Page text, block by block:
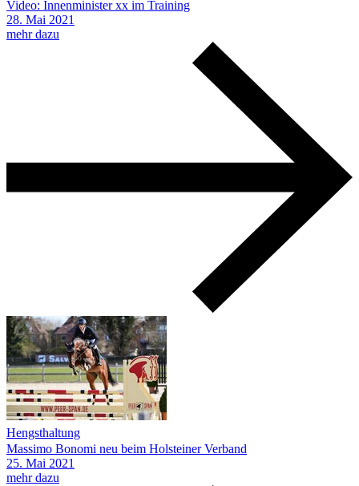
Video: Innenminister xx im Training
28. Mai 2021
mehr dazu
Hengsthaltung
Massimo Bonomi neu beim Holsteiner Verband
25. Mai 2021
mehr dazu